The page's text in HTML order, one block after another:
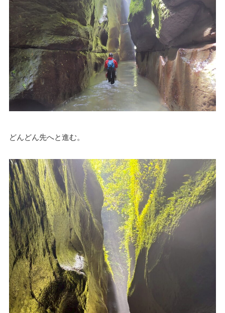
どんどん先へと進む。